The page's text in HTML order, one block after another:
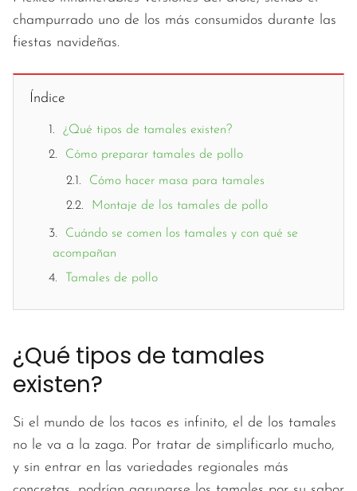
champurrado uno de los más consumidos durante las
fiestas navideñas.
Índice
¿Qué tipos de tamales existen?
Cómo preparar tamales de pollo
Cómo hacer masa para tamales
Montaje de los tamales de pollo
Cuándo se comen los tamales y con qué se
acompañan
Tamales de pollo
¿Qué tipos de tamales
existen?
Si el mundo de los tacos es infinito, el de los tamales
no le va a la zaga. Por tratar de simplificarlo mucho,
y sin entrar en las variedades regionales más